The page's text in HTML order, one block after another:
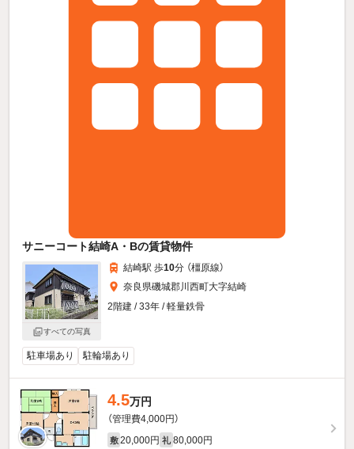
サニーコート結崎A・Bの賃貸物件
すべての写真
結崎駅 歩10分 （橿原線）
奈良県磯城郡川西町大字結崎
2階建 / 33年 / 軽量鉄骨
駐車場あり 駐輪場あり
4.5万円
（管理費4,000円）
敷 20,000円 礼 80,000円